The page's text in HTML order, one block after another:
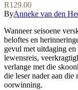
The
options
may
be
chosen
on
the
product
R129.00
ByAnneke van den
Wanneer seisoene
beloftes en
gevul met uitdaging
lewensreis,
verlange met die
die leser nader aan
oorwinning.